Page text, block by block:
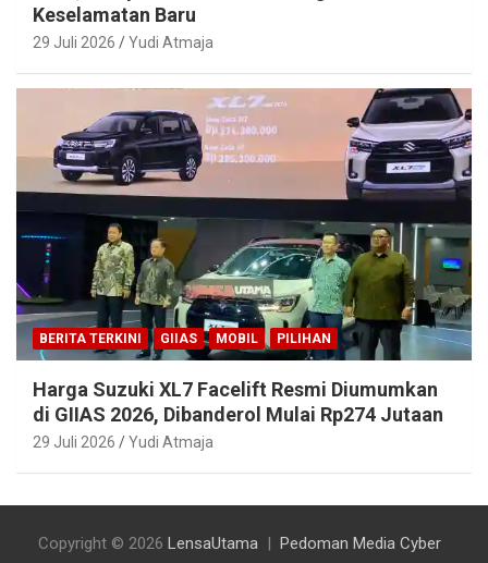
Keselamatan Baru
29 Juli 2026 Yudi Atmaja
BERITA TERKINI GIIAS MOBIL PILIHAN
Harga Suzuki XL7 Facelift Resmi Diumumkan
di GIIAS 2026, Dibanderol Mulai Rp274 Jutaan
29 Juli 2026 Yudi Atmaja
Copyright © 2026 LensaUtama Pedoman Media Cyber